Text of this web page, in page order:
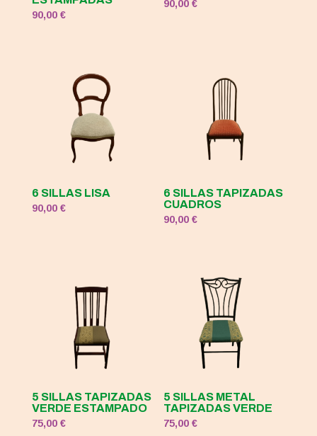
90,00 €
90,00€
6 SILLAS LISA
90,00 €
6 SILLAS TAPIZADAS
CUADROS
90,00€
5 SILLAS TAPIZADAS
VERDE ESTAMPADO
75,00 €
5 SILLAS METAL
TAPIZADAS VERDE
75,00€